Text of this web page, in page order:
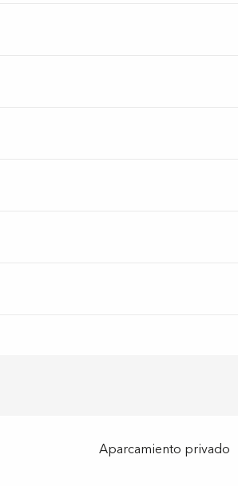
Aparcamiento privado